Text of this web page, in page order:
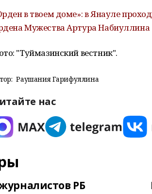
в твоем доме»: в Янауле
Мужества Артура Набиуллина
"Туймазинский вестник".
Раушания Гарифуллина
нас
РБ